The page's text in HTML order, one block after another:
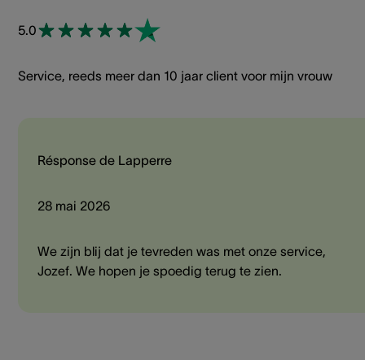
5.0
Service, reeds meer dan 10 jaar client voor mijn vrouw
Résponse de Lapperre
28 mai 2026
We zijn blij dat je tevreden was met onze service,
Jozef. We hopen je spoedig terug te zien.